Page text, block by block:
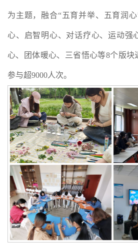
为主题，融合“五育并举、五育润
心、启智明心、对话疗心、运动强
心、团体暖心、三省悟心等8个版块
参与超9000人次。